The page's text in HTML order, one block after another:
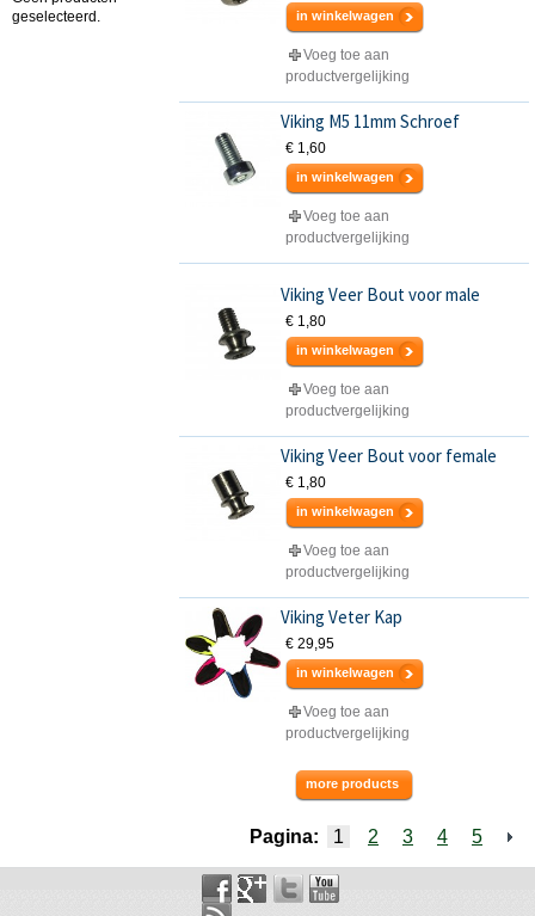
in winkelwagen
Voeg toe aan
productvergelijking
Viking M5 11mm Schroef
€ 1,60
in winkelwagen
Voeg toe aan
productvergelijking
Viking Veer Bout voor male
€ 1,80
in winkelwagen
Voeg toe aan
productvergelijking
Viking Veer Bout voor female
€ 1,80
in winkelwagen
Voeg toe aan
productvergelijking
Viking Veter Kap
€ 29,95
in winkelwagen
Voeg toe aan
productvergelijking
more products
Pagina: 1 2 3 4 5
geselecteerd.